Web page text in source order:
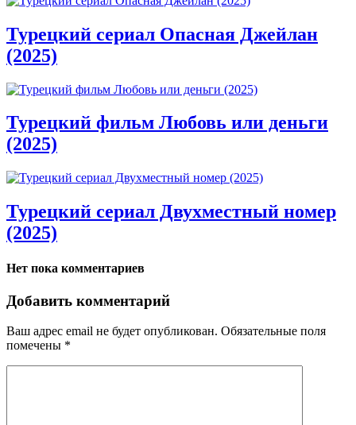
Турецкий сериал Опасная Джейлан
(2025)
Турецкий фильм Любовь или деньги
(2025)
Турецкий сериал Двухместный номер
(2025)
Нет пока комментариев
Добавить комментарий
Ваш адрес email не будет опубликован. Обязательные поля
помечены *